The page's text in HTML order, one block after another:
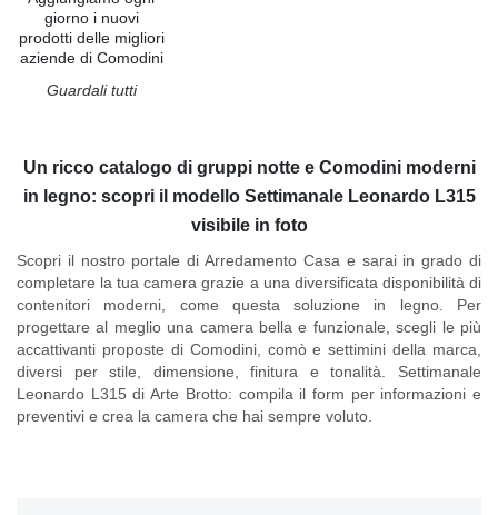
Un ricco catalogo di gruppi notte e Comodini moderni
in legno: scopri il modello Settimanale Leonardo L315
visibile in foto
Scopri il nostro portale di Arredamento Casa e sarai in grado di
completare la tua camera grazie a una diversificata disponibilità di
contenitori moderni, come questa soluzione in legno. Per
progettare al meglio una camera bella e funzionale, scegli le più
accattivanti proposte di Comodini, comò e settimini della marca,
diversi per stile, dimensione, finitura e tonalità. Settimanale
Leonardo L315 di Arte Brotto: compila il form per informazioni e
preventivi e crea la camera che hai sempre voluto.
giorno i nuovi
prodotti delle migliori
aziende di Comodini
Guardali tutti